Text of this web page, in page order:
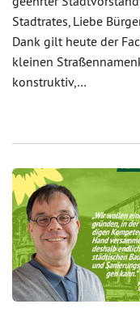
Stadtrates, Liebe
Dank gilt heute der
kleinen
konstruktiv,…